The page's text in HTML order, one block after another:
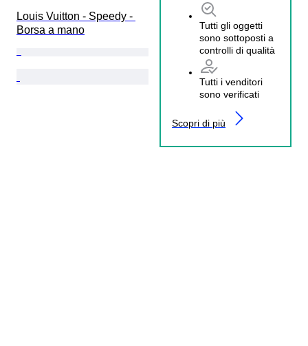
Tutti gli oggetti
sono sottoposti a
controlli di qualità
Tutti i venditori
sono verificati
Scopri di più
Louis Vuitton - Speedy -
Borsa a mano